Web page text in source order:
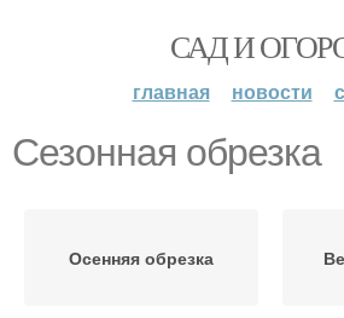
САД И
главная новости
Сезонная обрезка
Осенняя обрезка